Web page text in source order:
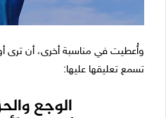
وأُعطيت في مناسبة أخرى، أن ترى
تسمع تعليقها عليها:
الوجع